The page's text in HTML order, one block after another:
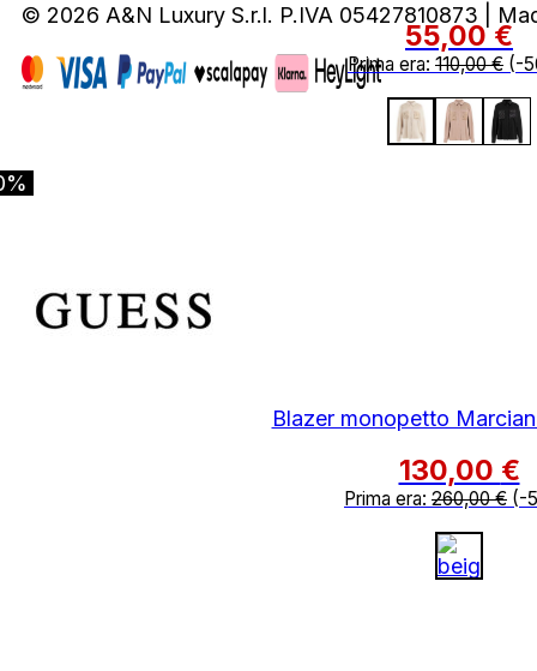
55,00€
Prima era: 110,00€ (-
Blazer monopetto
130,00 €
Prima era: 260,00€ (-
© 2026 A&N Luxury S.r.l. P.IVA 05427810873 |